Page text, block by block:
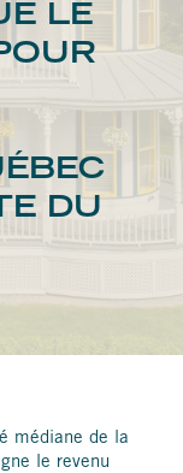
LE
DU
médiane de la
le revenu